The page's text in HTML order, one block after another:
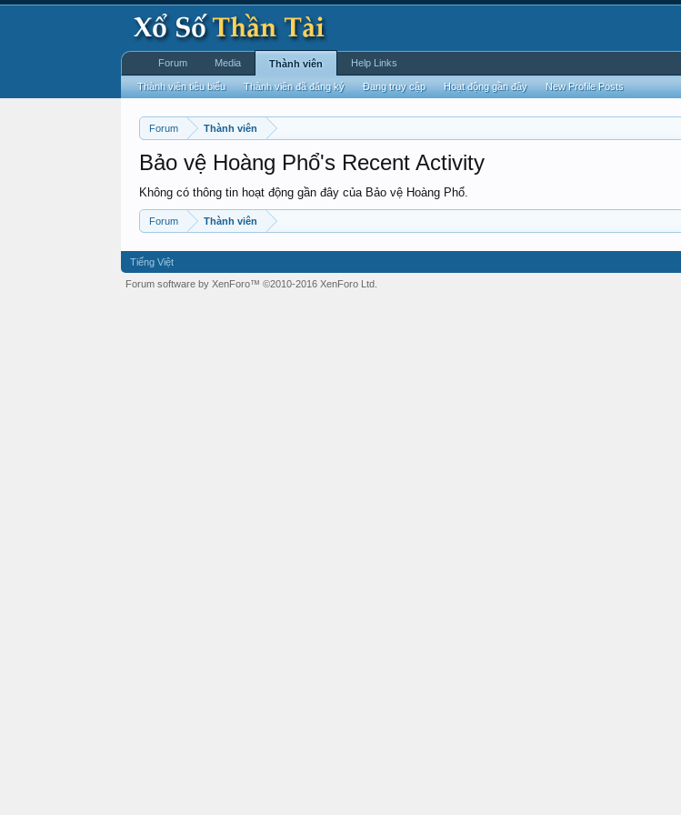
Forum Thành viên
Bảo vệ Hoàng Phổ's Recent Activity
Không có thông tin hoạt động gần đây của Bảo vệ Hoàng Phổ.
Forum Thành viên
Forum Media Thành viên
Thành viên tiêu biểu Thành viên đã đăng ký Đang truy cập Hoạt động gần đây New Profile Posts
Help Links
Tiếng Việt
Forum software by XenForo™ ©2010-2016 XenForo Ltd.